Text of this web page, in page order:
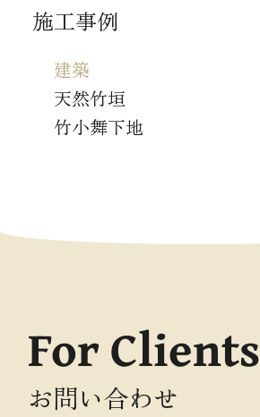
施工事例
建築
天然竹垣
竹小舞下地
For Clients
お問い合わせ